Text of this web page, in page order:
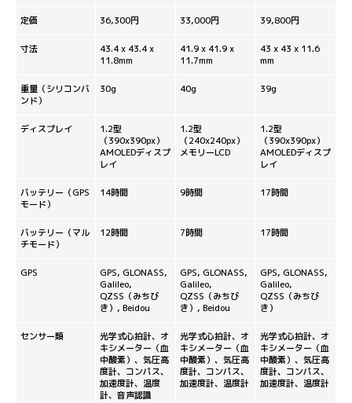
定価 36,300円 33,000円 39,800円
寸法
43.4 x 43.4 x
11.8mm
41.9 x 41.9 x
11.7mm
43 x 43 x 11.6
mm
重量（シリコンバ
ンド）
30g 40g 39g
ディスプレイ
1.2型
（390x390px）
AMOLEDディスプ
レイ
1.2型
（240x240px）
メモリーLCD
1.2型
（390x390px）
AMOLEDディスプ
レイ
バッテリー（GPS
モード）
14時間 9時間 17時間
バッテリー（マル
チモード）
12時間 7時間 17時間
GPS
GPS, GLONASS,
Galileo,
QZSS（みちび
き）, Beidou
GPS, GLONASS,
Galileo,
QZSS（みちび
き）, Beidou
GPS, GLONASS,
Galileo,
QZSS（みちび
き）
センサー類
光学式心拍計、オ
キシメーター（血
中酸素）、気圧高
度計、コンパス、
加速度計、温度
計、音声認識
光学式心拍計、オ
キシメーター（血
中酸素）、気圧高
度計、コンパス、
加速度計、温度計
光学式心拍計、オ
キシメーター（血
中酸素）、気圧高
度計、コンパス、
加速度計、温度計